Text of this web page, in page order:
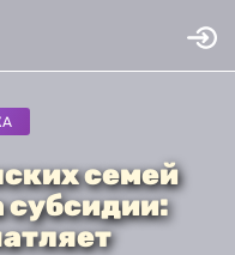
семей
субсидии: